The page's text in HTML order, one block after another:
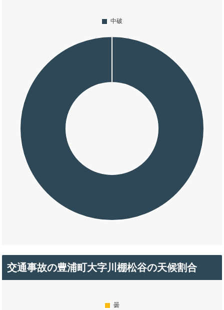
交通事故の豊浦町大字川棚松谷の天候割合